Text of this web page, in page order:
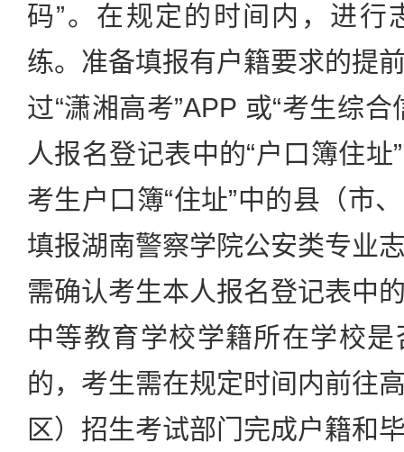
码”。在规定的时间内，进行
练。准备填报有户籍要求的提
过“潇湘高考”APP 或“考生综
人报名登记表中的“户口簿住
考生户口簿“住址”中的县（市
填报湖南警察学院公安类专业
需确认考生本人报名登记表中
中等教育学校学籍所在学校
的，考生需在规定时间内前往
区）招生考试部门完成户籍和